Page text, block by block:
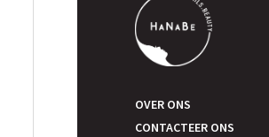
OVER ONS
CONTACTEER ONS